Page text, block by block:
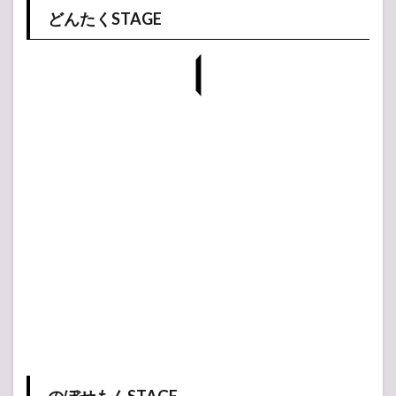
どんたくSTAGE